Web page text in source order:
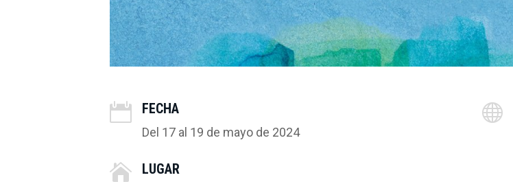
 FECHA
Del 17 al 19 de mayo de 2024
 LUGAR
